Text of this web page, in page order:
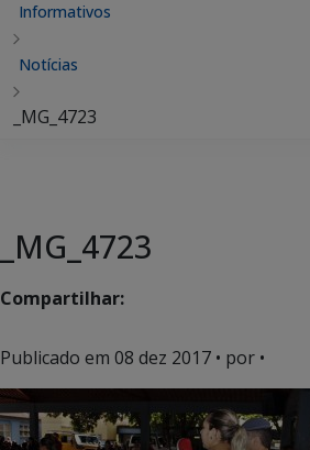
Informativos
Notícias
_MG_4723
_MG_4723
Compartilhar:
Publicado em 08 dez 2017 • por •